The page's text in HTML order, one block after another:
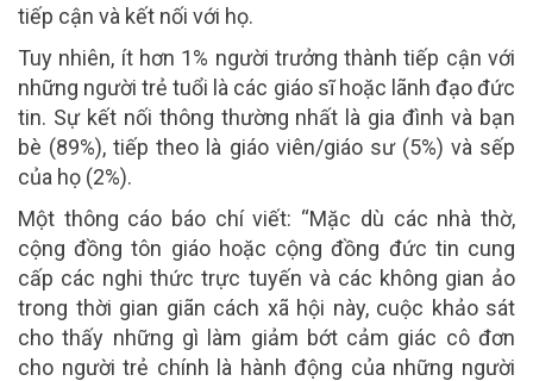
tiếp cận và kết nối với họ.
Tuy nhiên, ít hơn 1% người trưởng thành tiếp cận với
những người trẻ tuổi là các giáo sĩ hoặc lãnh đạo đức
tin. Sự kết nối thông thường nhất là gia đình và bạn
bè (89%), tiếp theo là giáo viên/giáo sư (5%) và sếp
của họ (2%).
Một thông cáo báo chí viết: “Mặc dù các nhà thờ,
cộng đồng tôn giáo hoặc cộng đồng đức tin cung
cấp các nghi thức trực tuyến và các không gian ảo
trong thời gian giãn cách xã hội này, cuộc khảo sát
cho thấy những gì làm giảm bớt cảm giác cô đơn
cho người trẻ chính là hành động của những người